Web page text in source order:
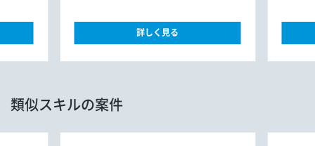
詳しく見る
類似スキルの案件